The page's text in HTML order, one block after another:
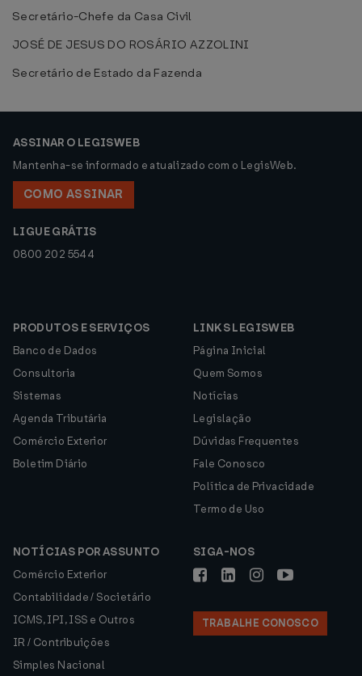
Secretário-Chefe da Casa Civil
JOSÉ DE JESUS DO ROSÁRIO AZZOLINI
Secretário de Estado da Fazenda
ASSINAR O LEGISWEB
Mantenha-se informado e atualizado com o LegisWeb.
COMO ASSINAR
LIGUE GRÁTIS
0800 202 5544
PRODUTOS E SERVIÇOS
Banco de Dados
Consultoria
Sistemas
Agenda Tributária
Comércio Exterior
Boletim Diário
LINKS LEGISWEB
Página Inicial
Quem Somos
Notícias
Legislação
Dúvidas Frequentes
Fale Conosco
Política de Privacidade
Termo de Uso
NOTÍCIAS POR ASSUNTO
Comércio Exterior
Contabilidade / Societário
ICMS, IPI, ISS e Outros
IR / Contribuições
Simples Nacional
SIGA-NOS
TRABALHE CONOSCO